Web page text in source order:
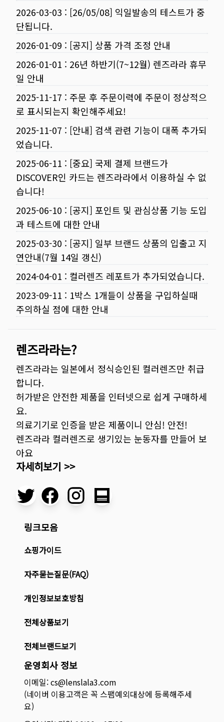
2026-03-03 : [26/05/08] 익일발송의 테스트가 중
단됩니다.
2026-01-09 : [공지] 상품 가격 조정 안내
2026-01-01 : 26년 하반기(7~12월) 렌즈라라 휴무
일 안내
2025-11-17 : 주문 후 주문이력에 주문이 정상적으
로 표시되는지 확인해주세요!
2025-11-07 : [안내] 검색 관련 기능이 대폭 추가되
었습니다.
2025-06-11 : [중요] 국제 결제 브랜드가
DISCOVER인 카드는 렌즈라라에서 이용하실 수 없
습니다!
2025-06-10 : [공지] 포인트 및 관심상품 기능 도입
과 테스트에 대한 안내
2025-03-30 : [공지] 일부 브랜드 상품의 입출고 지
연안내(7월 14일 갱신)
2024-04-01 : 컬러렌즈 레포트가 추가되었습니다.
2023-09-11 : 1박스 1개들이 상품을 구입하실때
주의하실 점에 대한 안내
렌즈라라는?
렌즈라라는 일본에서 정식승인된 컬러렌즈만 취급
합니다.
허가받은 안전한 제품을 인터넷으로 쉽게 구매하세
요.
의료기기로 인증을 받은 제품이니 안심! 안전!
렌즈라라 컬러렌즈로 생기있는 눈동자를 만들어 보
아요
자세히보기 >>
링크모음
쇼핑가이드
자주묻는질문(FAQ)
개인정보보호방침
전체상품보기
전체브랜드보기
운영회사 정보
이메일: cs@lenslala3.com
(네이버 이용고객은 꼭 스팸예외대상에 등록해주세
요)